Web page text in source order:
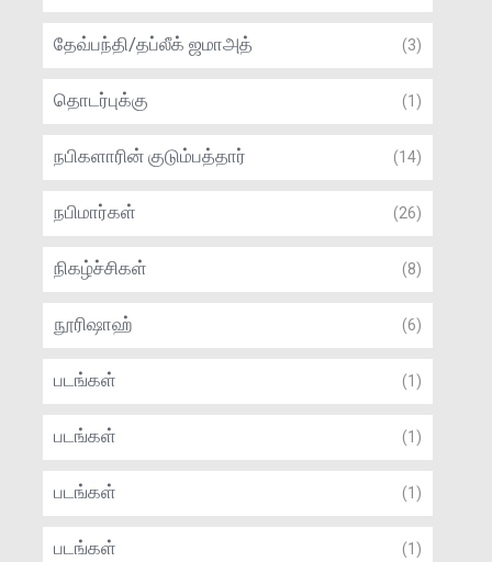
தேவ்பந்தி/தப்லீக் ஜமாஅத் (3)
தொடர்புக்கு (1)
நபிகளாரின் குடும்பத்தார் (14)
நபிமார்கள் (26)
நிகழ்ச்சிகள் (8)
நூரிஷாஹ் (6)
படங்கள் (1)
படங்கள் (1)
படங்கள் (1)
படங்கள் (1)